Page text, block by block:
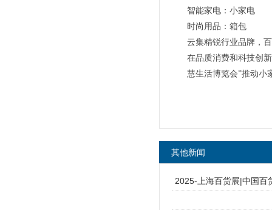
智能家电：小家电
时尚用品：箱包
云集精锐行业品牌，
在品质消费和科技创
慧生活博览会”推动小
其他新闻
2025-上海百货展|中国百